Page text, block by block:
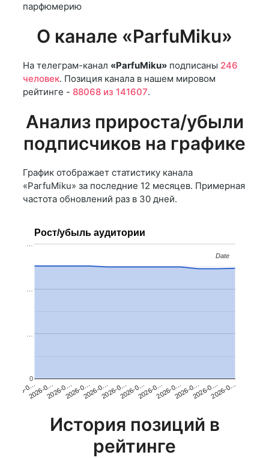
парфюмерию
О канале «ParfuMiku»
На телеграм-канал «ParfuMiku» подписаны 246
человек. Позиция канала в нашем мировом
рейтинге - 88068 из 141607.
Анализ прироста/убыли
подписчиков на графике
График отображает статистику канала
«ParfuMiku» за последние 12 месяцев. Примерная
частота обновлений раз в 30 дней.
Рост/убыль аудитории
2026-0…2026-0…2026-0…2026-0…2026-0…2026-0…2026-0…2026-0…2026-0…2026-0…2026-0…2026-0…
0
…
…
Date
Date
История позиций в
рейтинге